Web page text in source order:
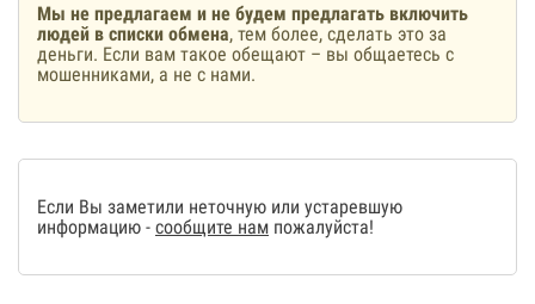
Мы не предлагаем и не будем предлагать включить
людей в списки обмена, тем более, сделать это за
деньги. Если вам такое обещают – вы общаетесь с
мошенниками, а не с нами.
Если Вы заметили неточную или устаревшую
информацию - сообщите нам пожалуйста!